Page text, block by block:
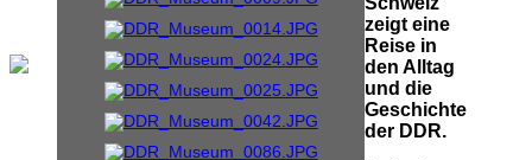
zeigt eine
Reise in
den Alltag
und die
Geschichte
der DDR.